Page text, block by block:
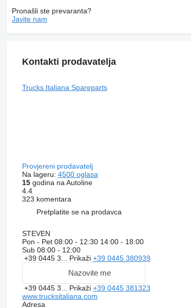
Pronašli ste prevaranta?
Javite nam
Kontakti prodavatelja
Trucks Italiana Spareparts
Provjereni prodavatelj
Na lageru: 4500 oglasa
15godina na Autoline
4.4
323 komentara
Pretplatite se na prodavca
STEVEN
Pon - Pet 08:00 - 12:30 14:00 - 18:00
Sub 08:00 - 12:00
+39 0445 3... Prikaži +39 0445 380939
Nazovite me
+39 0445 3... Prikaži +39 0445 381323
www.trucksitaliana.com
Adresa